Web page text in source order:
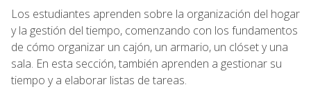
Los estudiantes aprenden sobre la organización del hogar
y la gestión del tiempo, comenzando con los fundamentos
de cómo organizar un cajón, un armario, un clóset y una
sala. En esta sección, también aprenden a gestionar su
tiempo y a elaborar listas de tareas.